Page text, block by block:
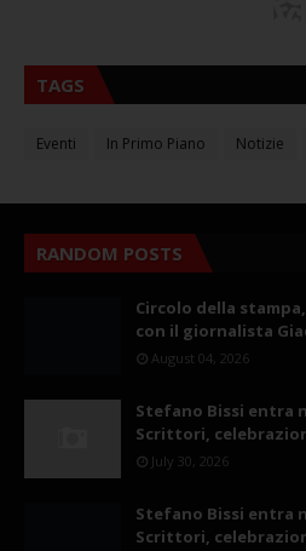
TAGS
Eventi In Primo Piano Notizie
RANDOM POSTS
Circolo della
con il giornalista
August 04, 2026
Stefano Bissi entra
Scrittori,
July 30, 2026
Stefano Bissi entra
Scrittori,